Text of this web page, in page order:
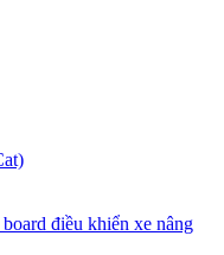
điều khiển xe nâng